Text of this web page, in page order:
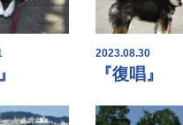
2023.08.30
『復唱』